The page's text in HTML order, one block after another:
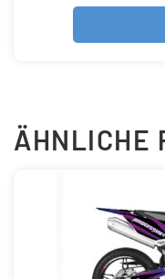
ÄHNLICHE